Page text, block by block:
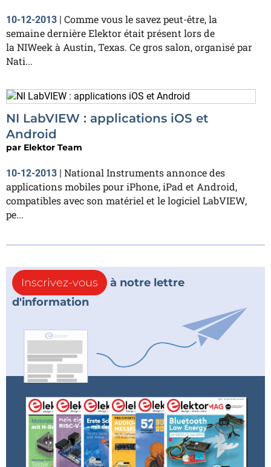
10-12-2013 | Comme vous le savez peut-être, la
semaine dernière Elektor était présent lors de
la NIWeek à Austin, Texas. Ce gros salon, organisé par
Nati...
NI LabVIEW : applications iOS et
Android
par Elektor Team
10-12-2013
National Instruments annonce des
applications mobiles pour iPhone, iPad et Android,
compatibles avec son matériel et le logiciel LabVIEW,
pe...
Inscrivez-vous
à notre lettre
d'information